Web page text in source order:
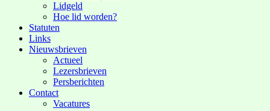
Lidgeld
Hoe lid worden?
Statuten
Links
Nieuwsbrieven
Actueel
Lezersbrieven
Persberichten
Contact
Vacatures